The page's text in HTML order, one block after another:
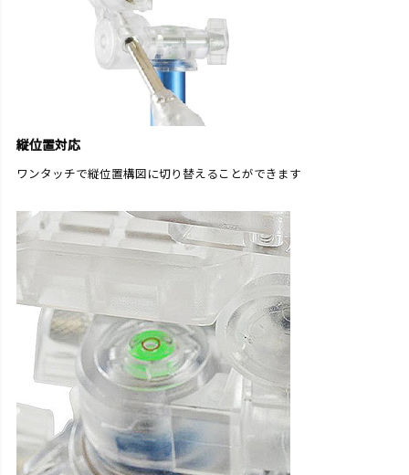
縦位置対応
ワンタッチで縦位置構図に切り替えることができます